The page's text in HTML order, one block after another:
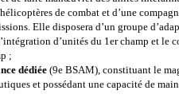
de combat et d’une
Elle disposera d’un groupe
d’unités du 1er champ et le
;
dédiée (9e BSAM), constituant le
et possédant une capacité de